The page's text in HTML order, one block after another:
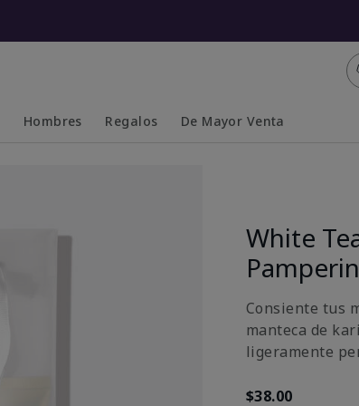
Hombres Regalos De Mayor Venta
White
Consiente tus
manteca de
ligeramente
$38.00